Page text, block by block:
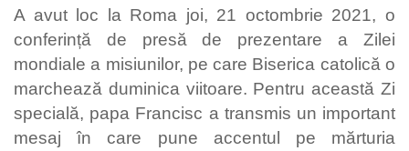
A avut loc la Roma joi, 21 octombrie 2021, o
conferință de presă de prezentare a Zilei
mondiale a misiunilor, pe care Biserica catolică o
marchează duminica viitoare. Pentru această Zi
specială, papa Francisc a transmis un important
mesaj în care pune accentul pe mărturia